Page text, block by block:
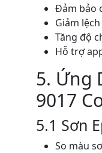
Đảm bảo
Giảm
Tăng độ
Hỗ trợ
5. Ứng
9017
5.1 Sơn
So màu